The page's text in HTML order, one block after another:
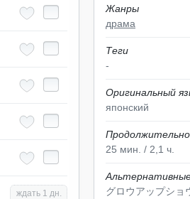
Жанры
драма
Теги
-
Оригинальный
японский
25 мин. / 2,1 ч.
グロウアップショ
ждать 1 дн.